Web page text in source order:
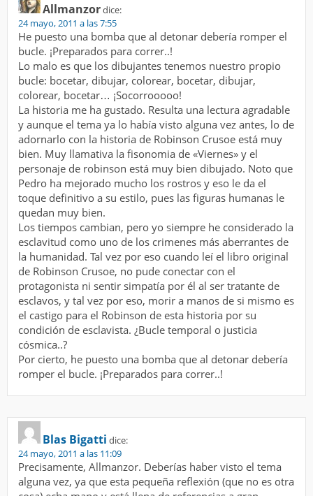
Allmanzordice:
24 mayo, 2011 a las 7:55
He puesto una bomba que al detonar debería romper el
bucle. ¡Preparados para correr..!
Lo malo es que los dibujantes tenemos nuestro propio
bucle: bocetar, dibujar, colorear, bocetar, dibujar,
colorear, bocetar… ¡Socorrooooo!
La historia me ha gustado. Resulta una lectura agradable
y aunque el tema ya lo había visto alguna vez antes, lo de
adornarlo con la historia de Robinson Crusoe está muy
bien. Muy llamativa la fisonomia de «Viernes» y el
personaje de robinson está muy bien dibujado. Noto que
Pedro ha mejorado mucho los rostros y eso le da el
toque definitivo a su estilo, pues las figuras humanas le
quedan muy bien.
Los tiempos cambian, pero yo siempre he considerado la
esclavitud como uno de los crimenes más aberrantes de
la humanidad. Tal vez por eso cuando leí el libro original
de Robinson Crusoe, no pude conectar con el
protagonista ni sentir simpatía por él al ser tratante de
esclavos, y tal vez por eso, morir a manos de si mismo es
el castigo para el Robinson de esta historia por su
condición de esclavista. ¿Bucle temporal o justicia
cósmica..?
Por cierto, he puesto una bomba que al detonar debería
romper el bucle. ¡Preparados para correr..!
Blas Bigatti dice:
24 mayo, 2011 a las 11:09
Precisamente, Allmanzor. Deberías haber visto el tema
alguna vez, ya que esta pequeña reflexión (que no es otra